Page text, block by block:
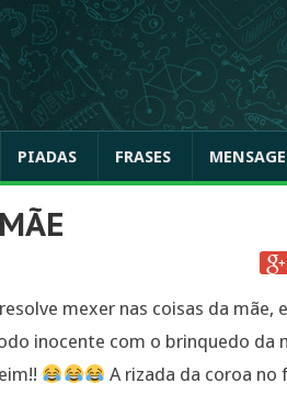
PIADAS FRASES
mexer nas coisas da mãe,
inocente com o brinquedo da
A rizada da coroa no